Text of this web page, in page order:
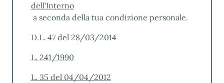
Risultati monitoraggio
standard qualità
Risultati qualità servizi Demografici 2025
Risultati qualità servizi Municipio I 2025
dell'Interno
a seconda della tua condizione personale.
D.L. 47 del 28/03/2014
L. 241/1990
L. 35 del 04/04/2012